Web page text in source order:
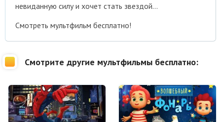
невиданную силу и хочет стать звездой…
Смотреть мультфильм бесплатно!
Смотрите другие мультфильмы бесплатно: